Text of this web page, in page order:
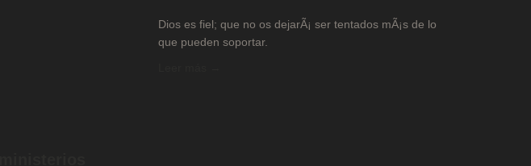
Dios es fiel; que no os dejarÃ¡ ser tentados mÃ¡s de lo
que pueden soportar.